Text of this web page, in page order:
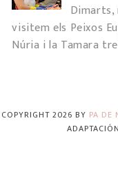
Dimarts,
visitem els Peixos
Núria i la Tamara
COPYRIGHT 2026 BY PA DE